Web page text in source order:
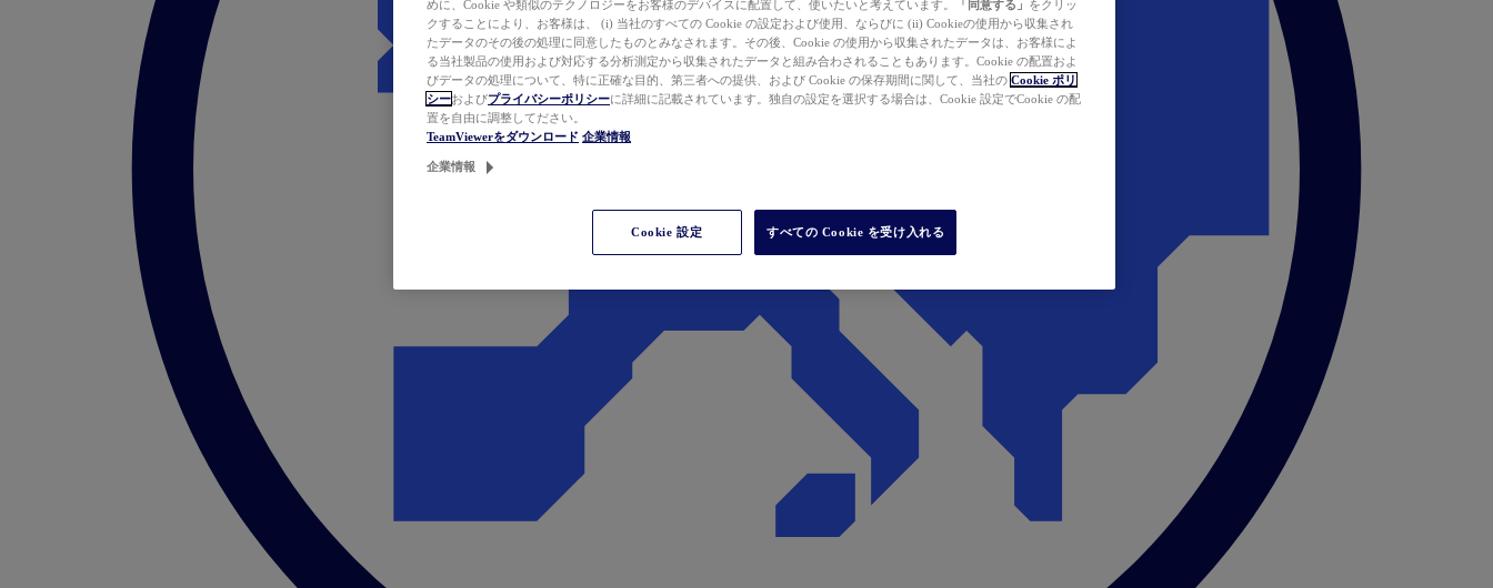
めに、Cookie や類似のテクノロジーをお客様のデバイスに配置して、使いたいと考えています。
「同意する」 をクリッ
クすることにより、お客様は、 (i) 当社のすべての Cookie の設定および使用、ならびに (ii) Cookieの使用から収集され
たデータのその後の処理に同意したものとみなされます。その後、Cookie の使用から収集されたデータは、お客様によ
る当社製品の使用および対応する分析測定から収集されたデータと組み合わされることもあります。Cookie の配置およ
びデータの処理について、特に正確な目的、第三者への提供、および Cookie の保存期間に関して、当社の Cookie ポリ
シーおよびプライバシーポリシーに詳細に記載されています。独自の設定を選択する場合は、Cookie 設定でCookie の配
置を自由に調整してださい。
TeamViewerをダウンロード 企業情報
企業情報
Cookie 設定 すべての Cookie を受け入れる